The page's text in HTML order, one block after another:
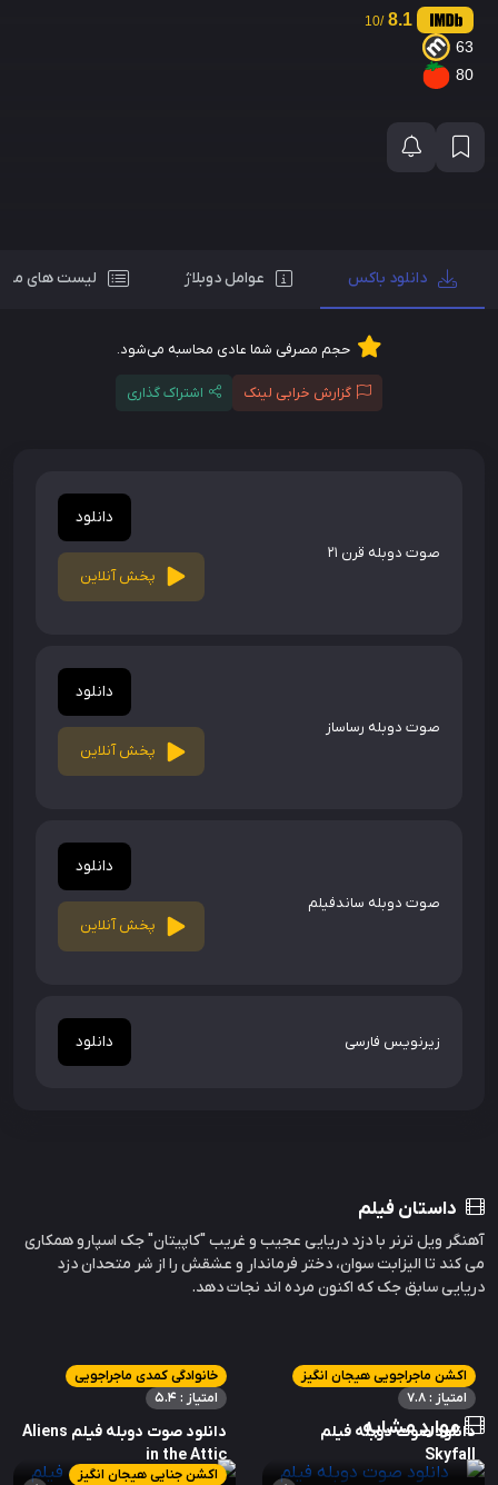
8.1
/10
63
80
دانلود باکس عوامل دوبلاژ لیست های
حجم مصرفی شما عادی محاسبه می‌شود.
گزارش خرابی لینک اشتراک گذاری
صوت دوبله قرن 21
دانلود
پخش آنلاین
صوت دوبله رساساز
دانلود
پخش آنلاین
صوت دوبله ساندفیلم
دانلود
پخش آنلاین
زیرنویس فارسی دانلود
داستان فیلم
آهنگر ویل ترنر با دزد دریایی عجیب و غریب "کاپیتان" جک اسپارو همکاری
می کند تا الیزابت سوان، دختر فرماندار و عشقش را از شر متحدان دزد
دریایی سابق جک که اکنون مرده اند نجات دهد.
موارد مشابه
اکشن ماجراجویی هیجان انگیز
امتیاز : 7.8
دانلود صوت دوبله فیلم
Skyfall
خانوادگی کمدی ماجراجویی
امتیاز : 5.4
دانلود صوت دوبله فیلم Aliens
in the Attic
اکشن جنایی هیجان انگیز